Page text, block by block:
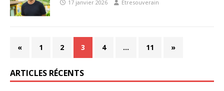
17 janvier 2026 Etresouverain
« 1 2 3 4 … 11 »
ARTICLES RÉCENTS